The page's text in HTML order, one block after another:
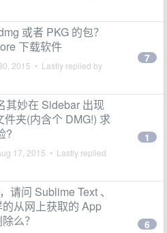
或者 PKG 的包？
下载软件
2015 • Lastly replied by
7
其妙在 Sidebar 出现
夹(内含个 DMG!) 求
?
17, 2015 • Lastly replied
1
请问 Sublime Text 、
从网上获取的 App
么？
6